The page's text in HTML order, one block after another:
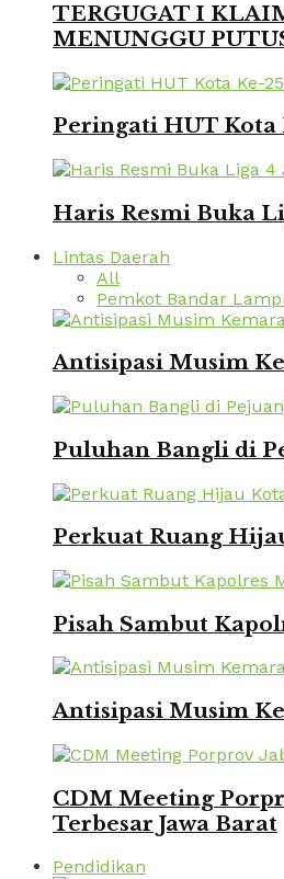
TERGUGAT I
MENUNGGU
Peringati HUT Kota
Haris Resmi Buka
Lintas Daerah
All
Pemkot Bandar
Antisipasi Musim
Puluhan Bangli di
Perkuat Ruang
Pisah Sambut
Antisipasi Musim
CDM Meeting
Terbesar Jawa Barat
Pendidikan